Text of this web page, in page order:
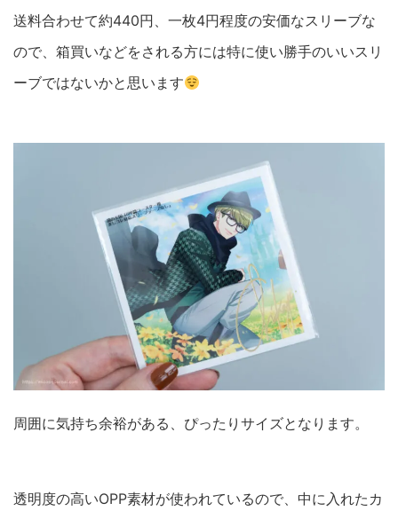
送料合わせて約440円、一枚4円程度の安価なスリーブな
ので、箱買いなどをされる方には特に使い勝手のいいスリ
ーブではないかと思います
周囲に気持ち余裕がある、ぴったりサイズとなります。
透明度の高いOPP素材が使われているので、中に入れたカ